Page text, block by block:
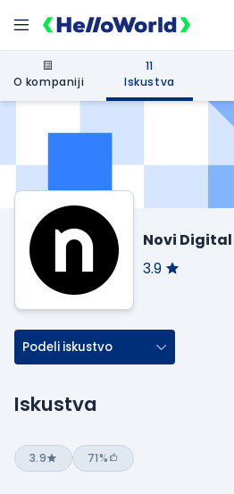
O kompaniji
11
Iskustva
Novi Digital
3.9
Podeli iskustvo
Iskustva
3.9 71%